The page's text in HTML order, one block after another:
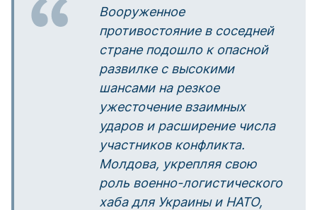
Вооруженное
противостояние в соседней
стране подошло к опасной
развилке с высокими
шансами на резкое
ужесточение взаимных
ударов и расширение числа
участников конфликта.
Молдова, укрепляя свою
роль военно-логистического
хаба для Украины и НАТО,